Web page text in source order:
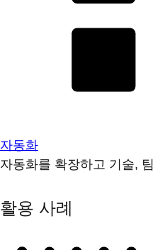
자동화
자동화를 확장하고 기술,
활용 사례